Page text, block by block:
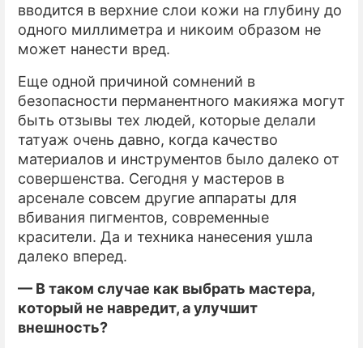
вводится в верхние слои кожи на глубину до
одного миллиметра и никоим образом не
может нанести вред.
Еще одной причиной сомнений в
безопасности перманентного макияжа могут
быть отзывы тех людей, которые делали
татуаж очень давно, когда качество
материалов и инструментов было далеко от
совершенства. Сегодня у мастеров в
арсенале совсем другие аппараты для
вбивания пигментов, современные
красители. Да и техника нанесения ушла
далеко вперед.
— В таком случае как выбрать мастера,
который не навредит, а улучшит
внешность?